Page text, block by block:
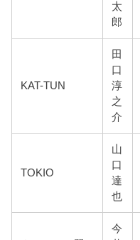
太
郎
KAT-TUN
田
口
淳
之
介
TOKIO
山
口
達
也
今